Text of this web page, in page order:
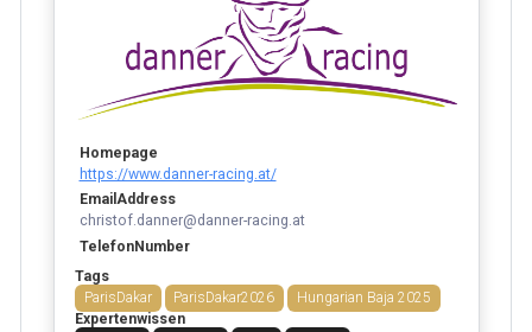
Homepage
https://www.danner-racing.at/
EmailAddress
christof.danner@danner-racing.at
TelefonNumber
Tags
ParisDakar
ParisDakar2026
Hungarian Baja 2025
Expertenwissen